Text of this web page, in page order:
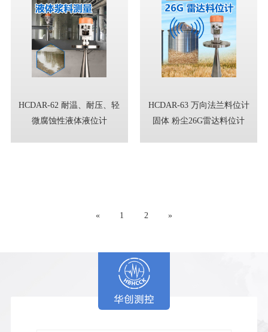
HCDAR-62 耐温、耐压、轻
微腐蚀性液体液位计
HCDAR-63 万向法兰料位计
固体 粉尘26G雷达料位计
« 1 2 »